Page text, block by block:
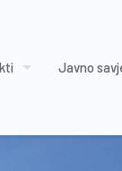
Javno